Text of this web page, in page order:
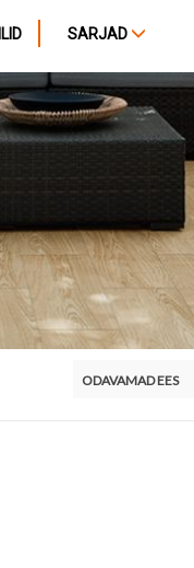
SARJAD
ODAVAMAD EES